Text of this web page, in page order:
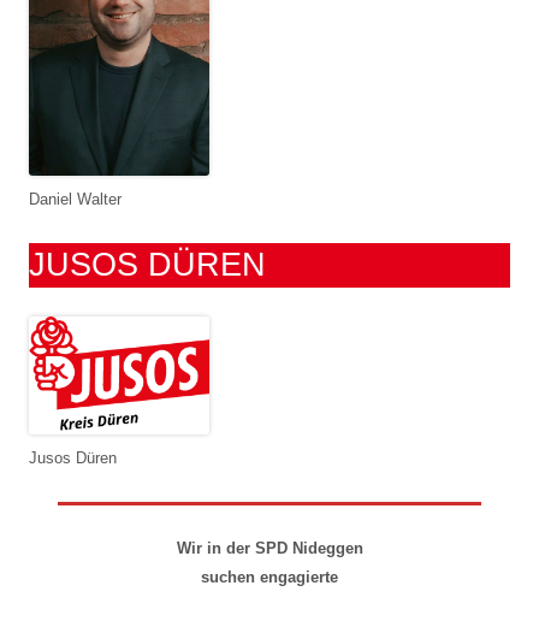
Daniel Walter
JUSOS DÜREN
Jusos Düren
Wir in der SPD Nideggen
suchen engagierte